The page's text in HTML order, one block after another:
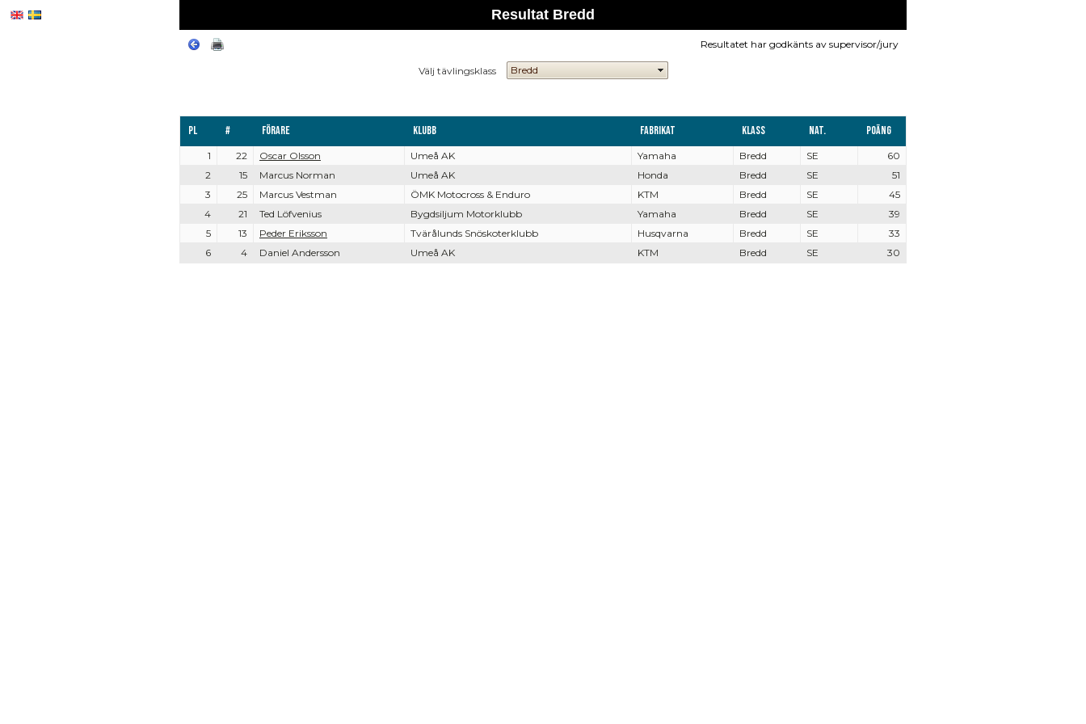
Resultat Bredd
Resultatet har godkänts av supervisor/jury
Välj tävlingsklass
Pl # Förare Klubb Fabrikat Klass Nat. Poäng
1 22 Oscar Olsson Umeå AK Yamaha Bredd SE
60
2
15 Marcus Norman Umeå AK Honda Bredd SE
51
3
25 Marcus Vestman ÖMK Motocross & Enduro KTM Bredd SE
45
4
21 Ted Löfvenius Bygdsiljum Motorklubb Yamaha Bredd SE
39
5
13 Peder Eriksson Tvärålunds Snöskoterklubb Husqvarna Bredd SE
33
6
4 Daniel Andersson Umeå AK KTM Bredd SE 30